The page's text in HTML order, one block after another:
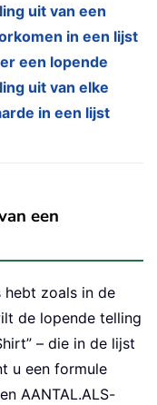
uit van een
in een lijst
een lopende
uit van elke
in een lijst
een
hebt zoals in de
de lopende telling
– die in de lijst
u een formule
AANTAL.ALS-